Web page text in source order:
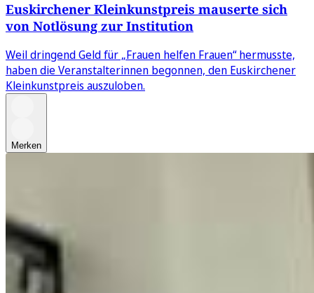
Euskirchener Kleinkunstpreis mauserte sich
von Notlösung zur Institution
Weil dringend Geld für „Frauen helfen Frauen“ hermusste,
haben die Veranstalterinnen begonnen, den Euskirchener
Kleinkunstpreis auszuloben.
Merken